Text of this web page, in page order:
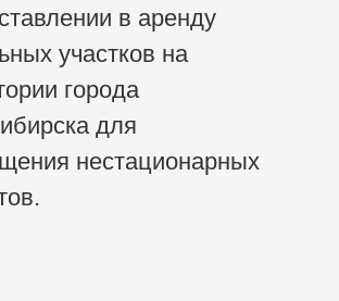
в аренду
участков на
города
для
нестационарных